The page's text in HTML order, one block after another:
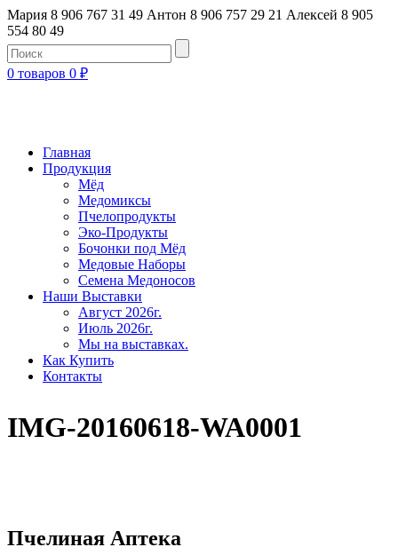
Мария 8 906 767 31 49 Антон 8 906 757 29 21 Алексей 8 905
554 80 49
0 товаров 0 ₽
Главная
Продукция
Мёд
Медомиксы
Пчелопродукты
Эко-Продукты
Бочонки под Мёд
Медовые Наборы
Семена Медоносов
Наши Выставки
Август 2026г.
Июль 2026г.
Мы на выставках.
Как Купить
Контакты
IMG-20160618-WA0001
Пчелиная Аптека